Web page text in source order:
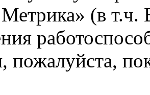
(в т.ч.
пожалуйста,